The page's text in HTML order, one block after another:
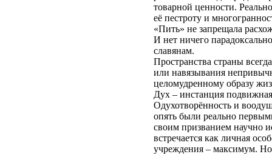
товарной ценности.
её пестроту и
«Пить» не запрещала
И нет ничего
славянам.
Пространства страны
или навязывания
целомудренному образу
Дух – инстанция
Одухотворённость и
опять были реально
своим призванием научно
встречается как личная
учреждения – максимум.